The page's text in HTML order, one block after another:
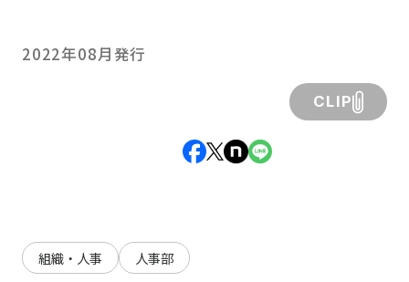
2022年08月発行
CLIP
組織・人事 人事部